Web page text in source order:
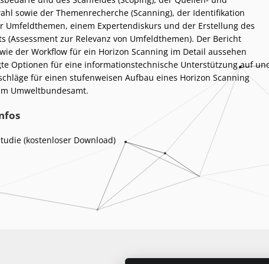
sowie der Themenrecherche (Scanning), der Identifikation
Umfeldthemen, einem Expertendiskurs und der Erstellung des
(Assessment zur Relevanz von Umfeldthemen). Der Bericht
der Workflow für ein Horizon Scanning im Detail aussehen
Optionen für eine informationstechnische Unterstützung auf
für einen stufenweisen Aufbau eines Horizon Scanning
Umweltbundesamt.
(kostenloser Download)